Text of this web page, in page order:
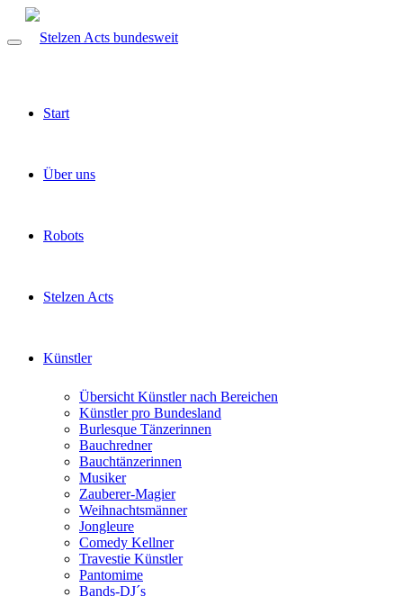
Start
Über uns
Robots
Stelzen Acts
Künstler
Übersicht Künstler nach Bereichen
Künstler pro Bundesland
Burlesque Tänzerinnen
Bauchredner
Bauchtänzerinnen
Musiker
Zauberer-Magier
Weihnachtsmänner
Jongleure
Comedy Kellner
Travestie Künstler
Pantomime
Bands-DJ´s